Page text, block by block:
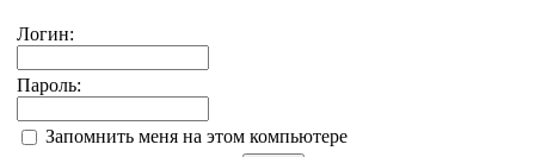
Логин:
Пароль:
Запомнить меня на этом компьютере